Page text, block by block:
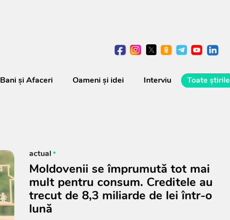
Bani și Afaceri Oameni şi idei Interviu Toate știrile
actual
Moldovenii se împrumută tot mai
mult pentru consum. Creditele au
trecut de 8,3 miliarde de lei într-o
lună